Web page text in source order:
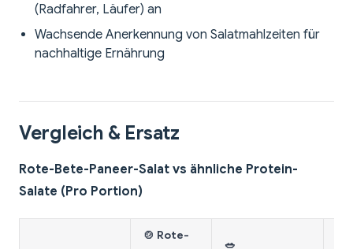
(Radfahrer, Läufer) an
Wachsende Anerkennung von Salatmahlzeiten für
nachhaltige Ernährung
Vergleich & Ersatz
Rote-Bete-Paneer-Salat vs ähnliche Protein-
Salate (Pro Portion)
🍲 Rote-
🥗